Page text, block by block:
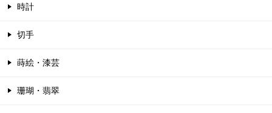
時計
切手
蒔絵・漆芸
珊瑚・翡翠